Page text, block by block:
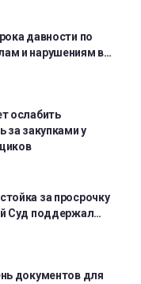
давности по
и нарушениям в…
ослабить
за закупками у
за просрочку
Суд поддержал…
документов для